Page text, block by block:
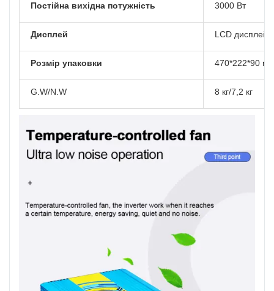
Постійна вихідна потужність 3000 Вт
Дисплей LCD дисплей
Розмір упаковки 470*222*90 мм
G.W/N.W 8 кг/7,2 кг